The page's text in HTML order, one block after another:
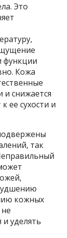
Это
функции
Кожа
и снижается
ее сухости и
так
кожных
уделять